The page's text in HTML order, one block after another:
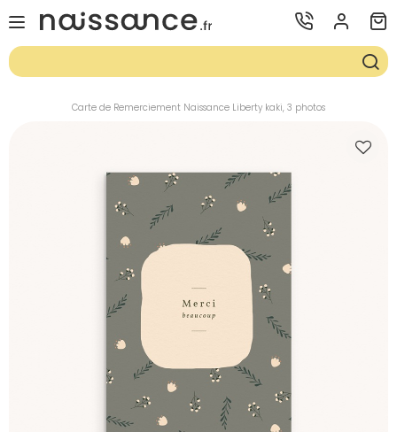
Carte de Remerciement Naissance Liberty kaki, 3 photos